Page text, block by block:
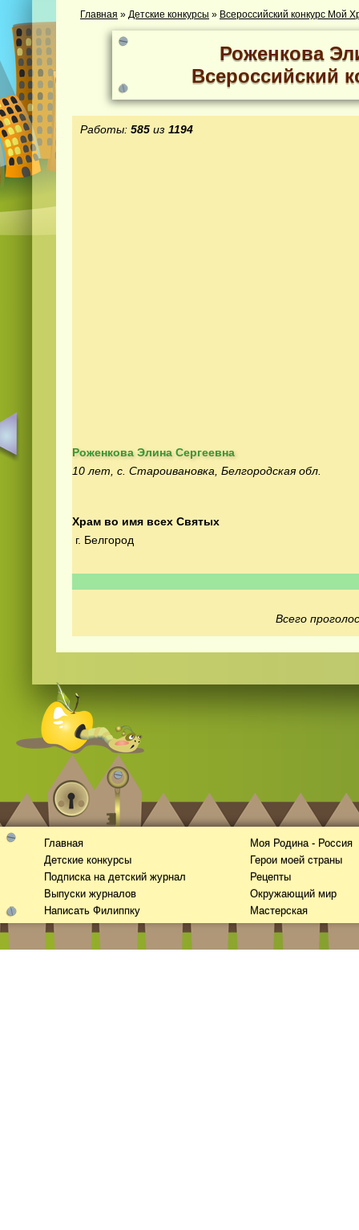
Главная » Детские конкурсы » Всероссийский конкурс Мой
Роженкова
Всероссийский
Работы: 585 из 1194
Роженкова Элина Сергеевна
10 лет, с. Староивановка, Белгородская обл.
Храм во имя всех Святых
г. Белгород
Всего
Главная
Детские конкурсы
Подписка на детский журнал
Выпуски журналов
Написать Филиппку
Моя Родина - Россия
Герои моей страны
Рецепты
Окружающий мир
Мастерская
русскиевидео онлайн